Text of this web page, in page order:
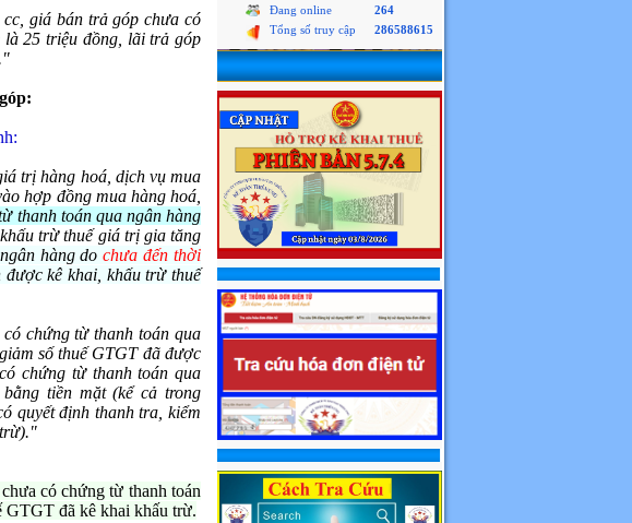
giá bán trả góp chưa có
là 25 triệu đồng, lãi trả góp
trị hàng hoá, dịch vụ mua
hợp đồng mua hàng hoá,
thanh toán qua ngân hàng
trừ thuế giá trị gia tăng
hàng dochưa đến thời
kê khai, khấu trừ thuế
chứng từ thanh toán qua
số thuế GTGT đã được
chứng từ thanh toán qua
tiền mặt (kể cả trong
quyết định thanh tra, kiểm
có chứng từ thanh toán
GTGT đã kê khai khấu trừ.
Đang online
264
Tổng số truy cập
286588615